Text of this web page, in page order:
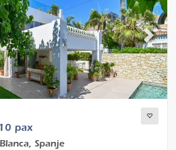
Next
pax
Spanje